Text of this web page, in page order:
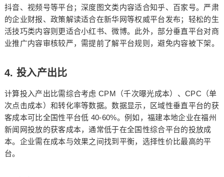
抖音、视频号等平台；深度图文类内容适合知乎、百家号。严肃
的企业财报、政策解读适合在新华网等权威平台发布；轻松的生
活技巧类内容则更适合小红书、微博。此外，部分垂直平台对商
业推广内容审核较严，需提前了解平台规则，避免内容被下架。
4. 投入产出比
计算投入产出比需综合考虑 CPM （千次曝光成本）、 CPC （单
次点击成本）和转化率等数据。数据显示，区域性垂直平台的获
客成本可比全国性平台低 40-60%。例如，福建本地企业在福州
新闻网投放的获客成本，通常低于在全国性综合平台的投放成
本。企业需在成本与效果之间找到平衡，选择性价比最高的平
台。